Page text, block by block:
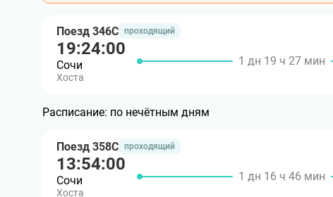
Поезд 346С проходящий
19:24:00
Сочи
Хоста
1 дн 19 ч 27 мин
Расписание: по нечётным дням
Поезд 358С проходящий
13:54:00
Сочи
Хоста
1 дн 16 ч 46 мин